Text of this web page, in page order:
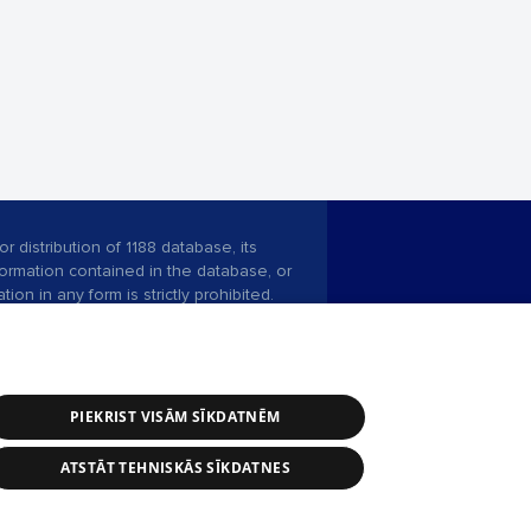
distribution of 1188 database, its
contained in the database, or
in any form is strictly prohibited.
service: e-mail -info@1188.lv
PIEKRIST VISĀM SĪKDATNĒM
ATSTĀT TEHNISKĀS SĪKDATNES